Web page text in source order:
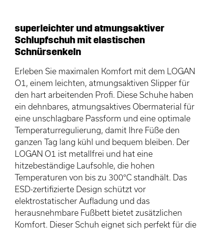
superleichter und atmungsaktiver
Schlupfschuh mit elastischen
Schnürsenkeln
Erleben Sie maximalen Komfort mit dem LOGAN
O1, einem leichten, atmungsaktiven Slipper für
den hart arbeitenden Profi. Diese Schuhe haben
ein dehnbares, atmungsaktives Obermaterial für
eine unschlagbare Passform und eine optimale
Temperaturregulierung, damit Ihre Füße den
ganzen Tag lang kühl und bequem bleiben. Der
LOGAN O1 ist metallfrei und hat eine
hitzebeständige Laufsohle, die hohen
Temperaturen von bis zu 300°C standhält. Das
ESD-zertifizierte Design schützt vor
elektrostatischer Aufladung und das
herausnehmbare Fußbett bietet zusätzlichen
Komfort. Dieser Schuh eignet sich perfekt für die